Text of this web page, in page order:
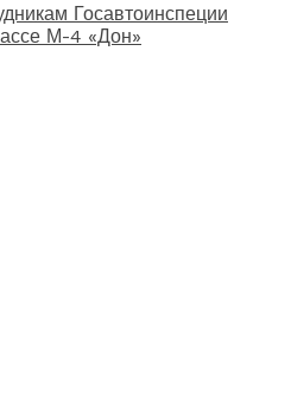
Госавтоинспеции
М-4 «Дон»